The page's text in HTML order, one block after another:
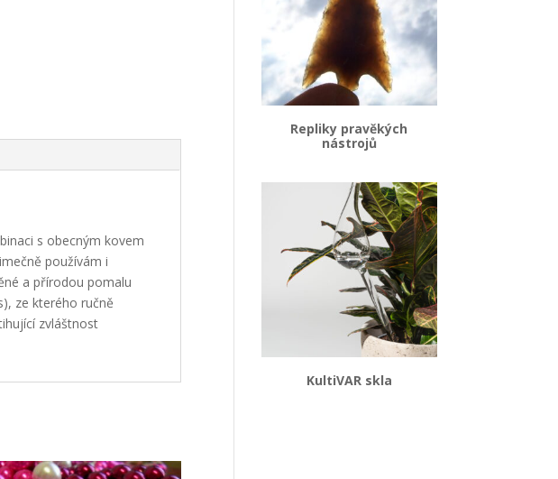
s obecným kovem
používám i
a přírodou pomalu
ze kterého ručně
zvláštnost
Repliky pravěkých
nástrojů
KultiVAR skla